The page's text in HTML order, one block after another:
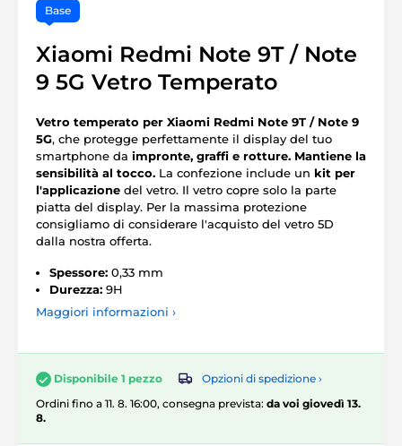
Base
Xiaomi Redmi Note 9T / Note
9 5G Vetro Temperato
Vetro temperato per Xiaomi Redmi Note 9T / Note 9
5G, che protegge perfettamente il display del tuo
smartphone da impronte, graffi e rotture. Mantiene la
sensibilità al tocco. La confezione include un kit per
l'applicazione del vetro. Il vetro copre solo la parte
piatta del display. Per la massima protezione
consigliamo di considerare l'acquisto del vetro 5D
dalla nostra offerta.
Spessore: 0,33 mm
Durezza: 9H
Maggiori informazioni ›
Disponibile 1 pezzo
Opzioni di spedizione ›
Ordini fino a 11. 8. 16:00, consegna prevista: da voi giovedì 13.
8.